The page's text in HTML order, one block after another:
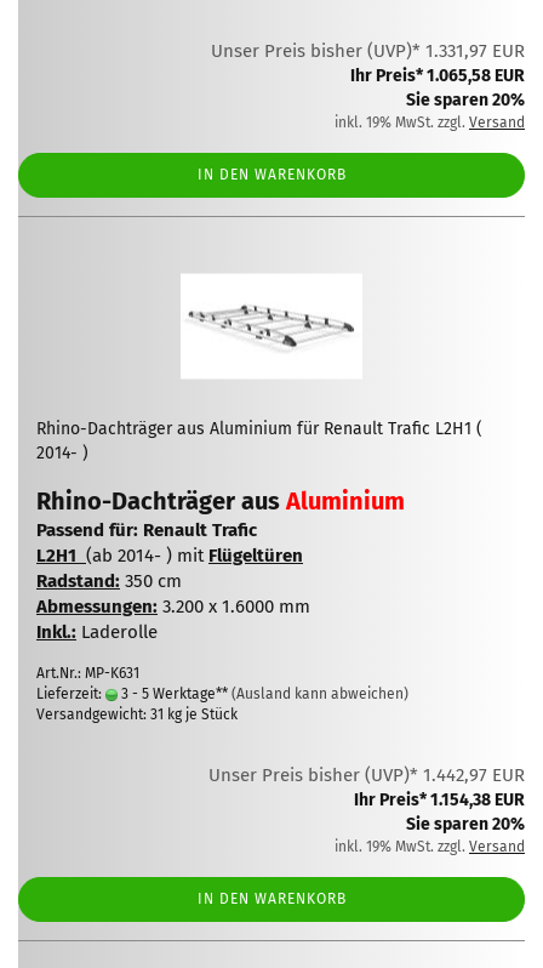
Unser Preis bisher (UVP)* 1.331,97 EUR
Ihr Preis* 1.065,58 EUR
Sie sparen 20%
inkl. 19% MwSt. zzgl. Versand
IN DEN WARENKORB
Rhino-Dachträger aus Aluminium für Renault Trafic L2H1 (
2014- )
Rhino-Dachträger ausAluminium
Passend für: Renault Trafic
L2H1 (ab 2014- ) mit Flügeltüren
Radstand: 350 cm
Abmessungen: 3.200 x 1.6000 mm
Inkl.: Laderolle
Art.Nr.: MP-K631
Lieferzeit:
3 - 5 Werktage** (Ausland kann abweichen)
Versandgewicht: 31 kg je Stück
Unser Preis bisher (UVP)* 1.442,97 EUR
Ihr Preis* 1.154,38 EUR
Sie sparen 20%
inkl. 19% MwSt. zzgl. Versand
IN DEN WARENKORB